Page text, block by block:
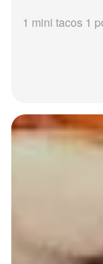
1 mini tacos 1